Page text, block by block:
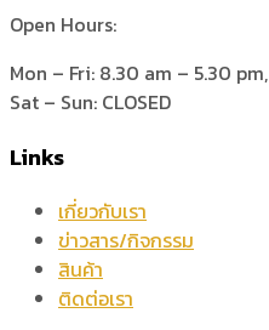
Open Hours:
Mon – Fri: 8.30 am – 5.30 pm,
Sat – Sun: CLOSED
Links
เกี่ยวกับเรา
ข่าวสาร/กิจกรรม
สินค้า
ติดต่อเรา